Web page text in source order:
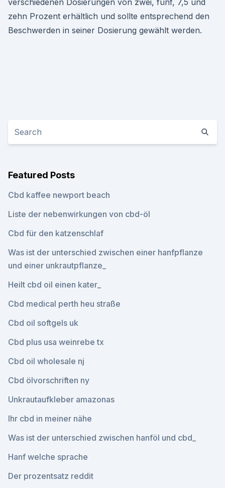
verschiedenen Dosierungen von zwei, fünf, 7,5 und
zehn Prozent erhältlich und sollte entsprechend den
Beschwerden in seiner Dosierung gewählt werden.
Featured Posts
Cbd kaffee newport beach
Liste der nebenwirkungen von cbd-öl
Cbd für den katzenschlaf
Was ist der unterschied zwischen einer hanfpflanze
und einer unkrautpflanze_
Heilt cbd oil einen kater_
Cbd medical perth heu straße
Cbd oil softgels uk
Cbd plus usa weinrebe tx
Cbd oil wholesale nj
Cbd ölvorschriften ny
Unkrautaufkleber amazonas
Ihr cbd in meiner nähe
Was ist der unterschied zwischen hanföl und cbd_
Hanf welche sprache
Der prozentsatz reddit